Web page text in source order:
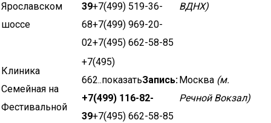
Ярославском
шоссе
39+7(499) 519-36-
68+7(499) 969-20-
02+7(495) 662-58-85
ВДНХ)
Клиника
Семейная на
Фестивальной
+7(495)
662..показатьЗапись:
+7(499) 116-82-
39+7(495) 662-58-85
Москва (м.
Речной Вокзал)